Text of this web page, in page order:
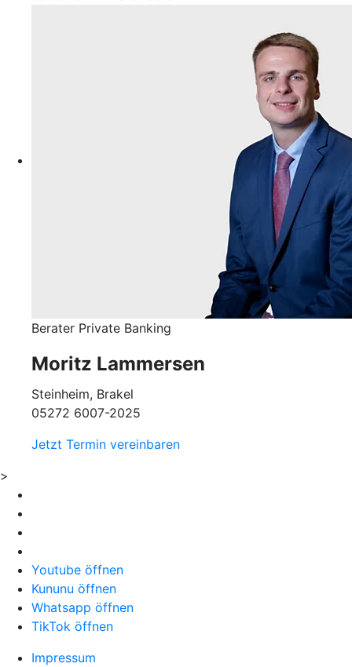
Berater Private Banking
Moritz Lammersen
Steinheim, Brakel
05272 6007-2025
Jetzt Termin vereinbaren
>
Youtube öffnen
Kununu öffnen
Whatsapp öffnen
TikTok öffnen
Impressum